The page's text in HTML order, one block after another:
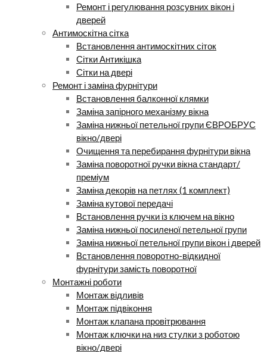
Ремонт і регулювання розсувних вікон і
дверей
Антимоскітна сітка
Встановлення антимоскітних сіток
Сітки Антикішка
Сітки на двері
Ремонт і заміна фурнітури
Встановлення балконної клямки
Заміна запірного механізму вікна
Заміна нижньої петельної групи ЄВРОБРУС
вікно/двері
Очищення та перебирання фурнітури вікна
Заміна поворотної ручки вікна стандарт/
преміум
Заміна декорів на петлях (1 комплект)
Заміна кутової передачі
Встановлення ручки із ключем на вікно
Заміна нижньої посиленої петельної групи
Заміна нижньої петельної групи вікон і дверей
Встановлення поворотно-відкидної
фурнітури замість поворотної
Монтажні роботи
Монтаж відливів
Монтаж підвіконня
Монтаж клапана провітрювання
Монтаж ключки на низ стулки з роботою
вікно/двері